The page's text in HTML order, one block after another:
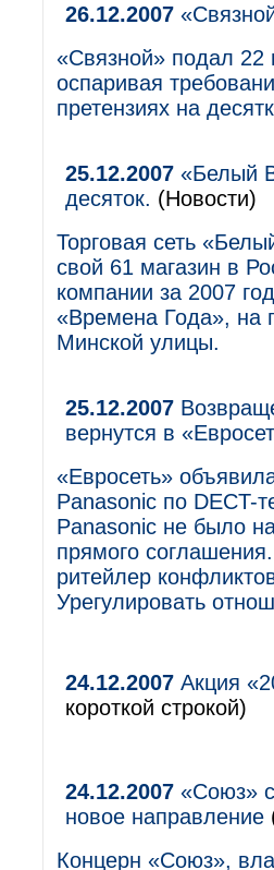
26.12.2007
«Связной» подал
оспаривая
претензиях на
25.12.2007 «Белый
десяток. (Новости)
Торговая сеть
свой 61 магазин в
компании за 2007
«Времена Года», на
Минской улицы.
25.12.2007
вернутся в
«Евросеть»
Panasonic по DECT-
Panasonic не было
прямого
ритейлер
Урегулировать
24.12.2007 Акция
короткой строкой)
24.12.2007 «Союз»
новое направление
Концерн «Союз»,